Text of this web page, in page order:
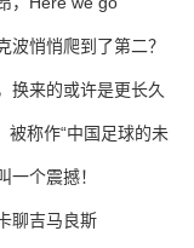
悄悄爬到了第二？
换来的或许是更长久
被称作“中国足球的未
个震撼！
聊吉马良斯